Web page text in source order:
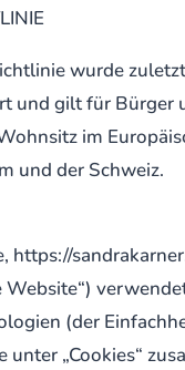
wurde
und gilt für Bürger
im
und der Schweiz.
https://
Website“)
(der
unter „Cookies“